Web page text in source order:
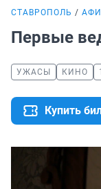
СТАВРОПОЛЬ
Первые
УЖАСЫ КИНО
Купить